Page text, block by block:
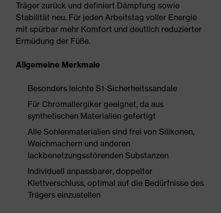
Träger zurück und definiert Dämpfung sowie
Stabilität neu. Für jeden Arbeitstag voller Energie
mit spürbar mehr Komfort und deutlich reduzierter
Ermüdung der Füße.
Allgemeine Merkmale
Besonders leichte S1-Sicherheitssandale
Für Chromallergiker geeignet, da aus
synthetischen Materialien gefertigt
Alle Sohlenmaterialien sind frei von Silikonen,
Weichmachern und anderen
lackbenetzungsstörenden Substanzen
Individuell anpassbarer, doppelter
Klettverschluss, optimal auf die Bedürfnisse des
Trägers einzustellen